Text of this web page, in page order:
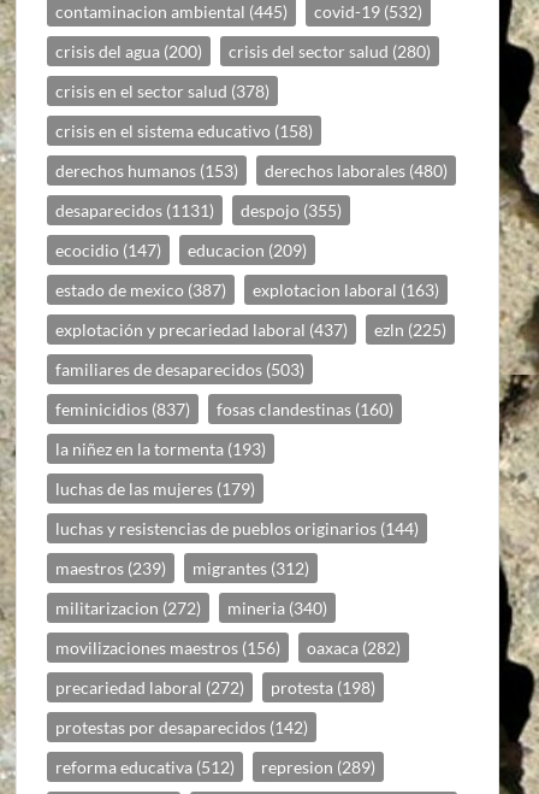
contaminacion ambiental (445) covid-19 (532)
crisis del agua (200) crisis del sector salud (280)
crisis en el sector salud (378)
crisis en el sistema educativo (158)
derechos humanos (153) derechos laborales (480)
desaparecidos (1131) despojo (355)
ecocidio (147) educacion (209)
estado de mexico (387) explotacion laboral (163)
explotación y precariedad laboral (437) ezln (225)
familiares de desaparecidos (503)
feminicidios (837) fosas clandestinas (160)
la niñez en la tormenta (193)
luchas de las mujeres (179)
luchas y resistencias de pueblos originarios (144)
maestros (239) migrantes (312)
militarizacion (272) mineria (340)
movilizaciones maestros (156) oaxaca (282)
precariedad laboral (272) protesta (198)
protestas por desaparecidos (142)
reforma educativa (512) represion (289)